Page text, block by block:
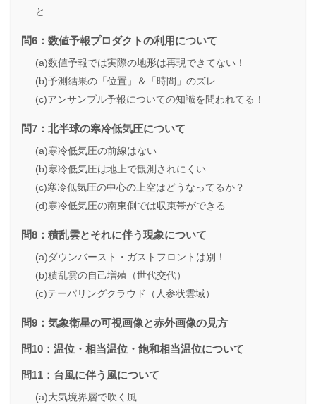
と
問6：数値予報プロダクトの利用について
(a)数値予報では実際の地形は再現できてない！
(b)予測結果の「位置」＆「時間」のズレ
(c)アンサンブル予報についての知識を問われてる！
問7：北半球の寒冷低気圧について
(a)寒冷低気圧の前線はない
(b)寒冷低気圧は地上で観測されにくい
(c)寒冷低気圧の中心の上空はどうなってるか？
(d)寒冷低気圧の南東側では収束帯ができる
問8：積乱雲とそれに伴う現象について
(a)ダウンバースト・ガストフロントは別！
(b)積乱雲の自己増殖（世代交代）
(c)テーパリングクラウド（人参状雲域）
問9：気象衛星の可視画像と赤外画像の見方
問10：温位・相当温位・飽和相当温位について
問11：台風に伴う風について
(a)大気境界層で吹く風